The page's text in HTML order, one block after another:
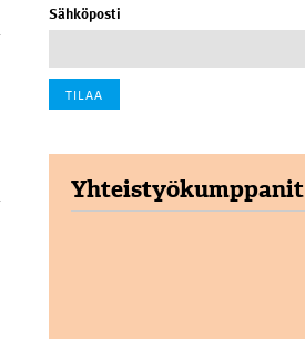
Sähköposti
Yhteistyökumppanit